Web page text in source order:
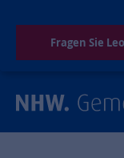
Fragen Sie